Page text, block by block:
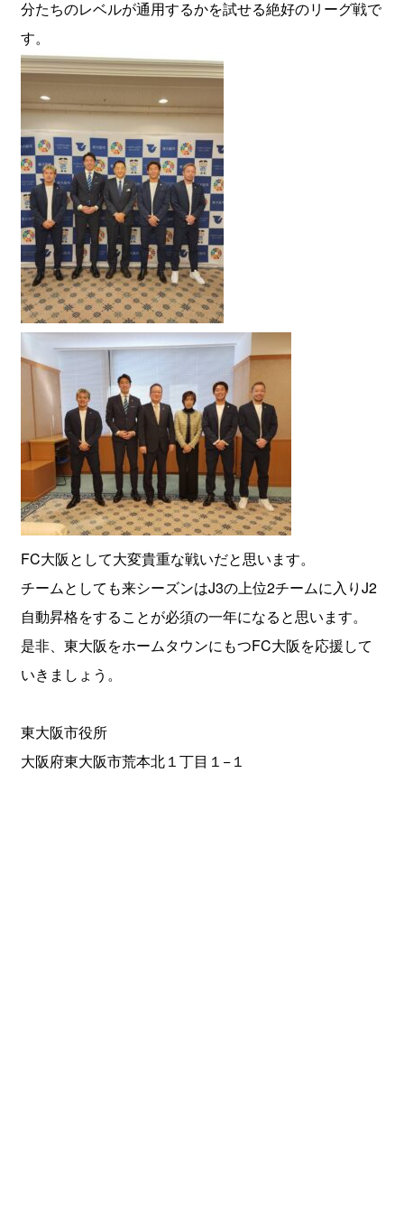
分たちのレベルが通用するかを試せる絶好のリーグ戦で
す。
FC大阪として大変貴重な戦いだと思います。
チームとしても来シーズンはJ3の上位2チームに入りJ2
自動昇格をすることが必須の一年になると思います。
是非、東大阪をホームタウンにもつFC大阪を応援して
いきましょう。
東大阪市役所
大阪府東大阪市荒本北１丁目１−１